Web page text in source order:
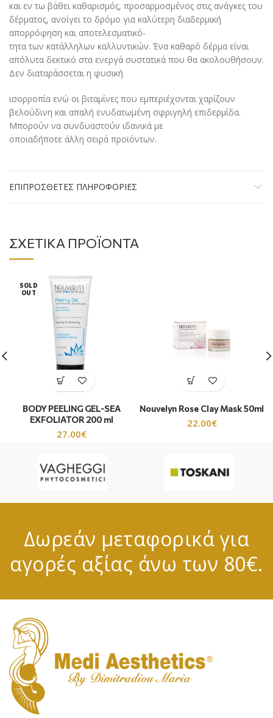
και εν τω βάθει καθαρισμός, προσαρμοσμένος στις ανάγκες του
δέρματος, ανοίγει το δρόμο για καλύτερη διαδερμική
απορρόφηση και αποτελεσματικό-
τητα των κατάλληλων καλλυντικών. Ένα καθαρό δέρμα είναι
απόλυτα δεκτικό στα ενεργά συστατικά που θα ακολουθήσουν.
Δεν διαταράσσεται η φυσική
ισορροπία ενώ οι βιταμίνες που εμπεριέχονται χαρίζουν
βελούδινη και απαλή ενυδατωμένη σφριγηλή επιδερμίδα.
Μπορούν να συνδυαστούν ιδανικά με
οποιαδήποτε άλλη σειρά προϊόντων.
ΕΠΙΠΡΌΣΘΕΤΕΣ ΠΛΗΡΟΦΟΡΊΕΣ
ΣΧΕΤΙΚΆ ΠΡΟΪΌΝΤΑ
SOLD
OUT
BODY PEELING GEL-SEA
EXFOLIATOR 200 ml
27.00€
Nouvelyn Rose Clay Mask 50ml
22.00€
Δωρεάν μεταφορικά για
αγορές αξίας άνω των 80€.